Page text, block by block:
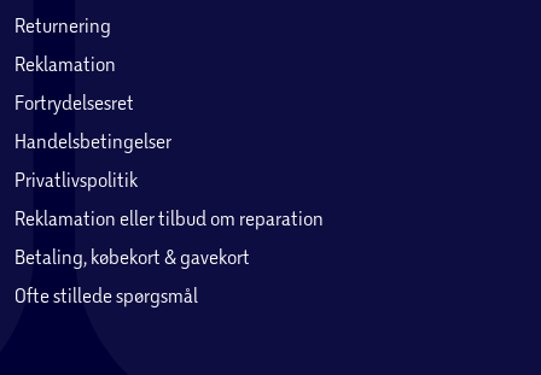
Returnering
Reklamation
Fortrydelsesret
Handelsbetingelser
Privatlivspolitik
Reklamation eller tilbud om reparation
Betaling, købekort & gavekort
Ofte stillede spørgsmål